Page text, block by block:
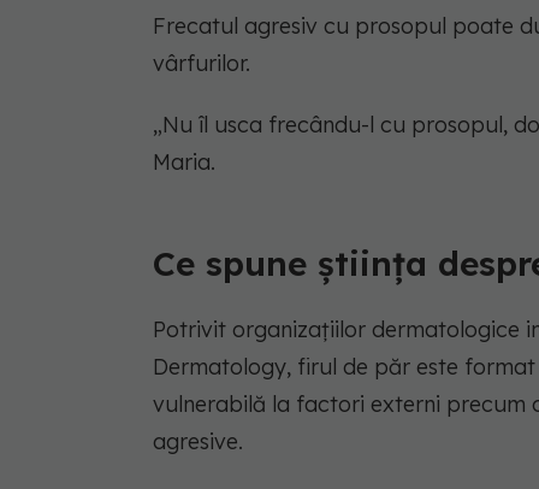
Frecatul agresiv cu prosopul poate
vârfurilor.
„Nu îl usca frecându-l cu prosopul,
Maria.
Ce spune știința
Potrivit organizațiilor dermatologice
Dermatology, firul de păr este
vulnerabilă la factori externi precum
agresive.